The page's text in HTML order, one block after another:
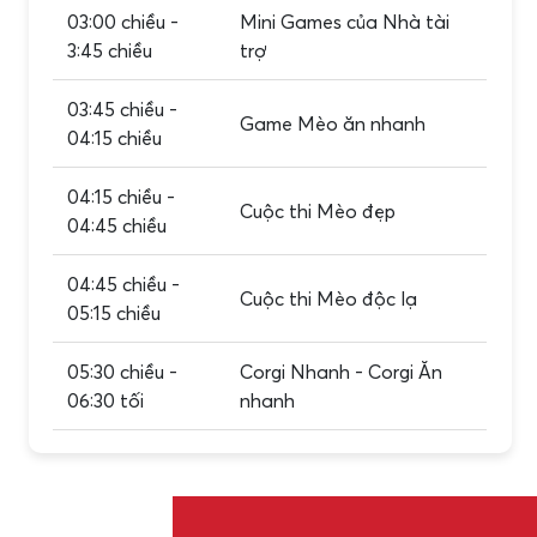
03:00 chiều -
3:45 chiều
Mini Games của Nhà tài
trợ
03:45 chiều -
04:15 chiều
Game Mèo ăn nhanh
04:15 chiều -
04:45 chiều
Cuộc thi Mèo đẹp
04:45 chiều -
05:15 chiều
Cuộc thi Mèo độc lạ
05:30 chiều -
06:30 tối
Corgi Nhanh - Corgi Ăn
nhanh